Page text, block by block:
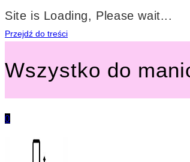
Site is Loading, Please wait...
Przejdź do treści
Wszystko do
0